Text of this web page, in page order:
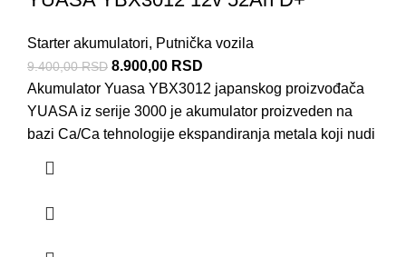
Starter akumulatori, Putnička vozila
9.400,00RSD 8.900,00 RSD
Akumulator Yuasa YBX3012 japanskog proizvođača
YUASA iz serije 3000 je akumulator proizveden na
bazi Ca/Ca tehnologije ekspandiranja metala koji nudi